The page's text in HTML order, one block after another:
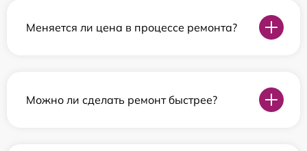
Меняется ли цена в процессе ремонта?
Можно ли сделать ремонт быстрее?